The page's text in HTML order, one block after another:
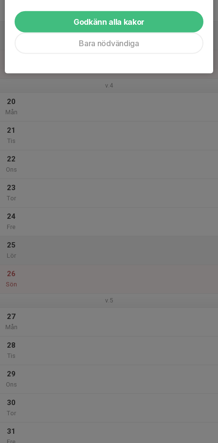
v.4
20
Mån
21
Tis
22
Ons
23
Tor
24
Fre
25
Lör
26
Sön
v.5
27
Mån
28
Tis
29
Ons
30
Tor
31
Godkänn alla kakor
Bara nödvändiga